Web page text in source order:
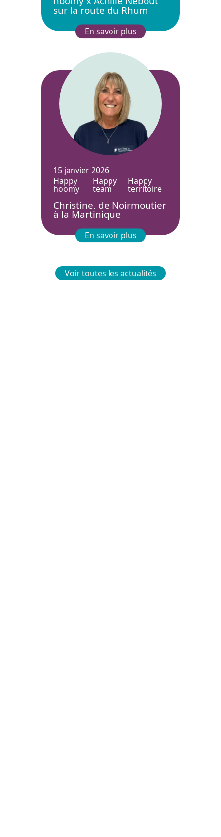
sur la route du Rhum
En savoir plus
15 janvier 2026
Happy
hoomy
Happy
team
Happy
territoire
Christine, de Noirmoutier
à la Martinique
En savoir plus
Voir toutes les actualités